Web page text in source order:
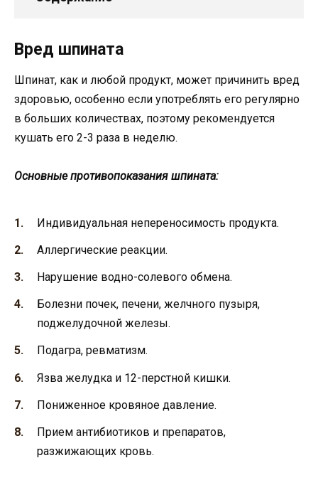
Вред шпината
Шпинат, как и любой продукт, может причинить вред
здоровью, особенно если употреблять его регулярно
в больших количествах, поэтому рекомендуется
кушать его 2-3 раза в неделю.
Основные противопоказания шпината:
Индивидуальная непереносимость продукта.
Аллергические реакции.
Нарушение водно-солевого обмена.
Болезни почек, печени, желчного пузыря,
поджелудочной железы.
Подагра, ревматизм.
Язва желудка и 12-перстной кишки.
Пониженное кровяное давление.
Прием антибиотиков и препаратов,
разжижающих кровь.